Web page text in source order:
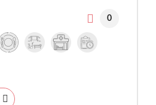
0